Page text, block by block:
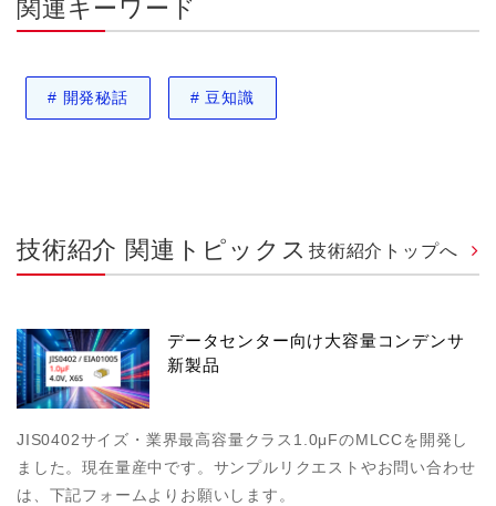
関連キーワード
# 開発秘話 # 豆知識
技術紹介 関連トピックス 技術紹介トップへ
データセンター向け大容量コンデンサ
新製品
JIS0402サイズ・業界最高容量クラス1.0μFのMLCCを開発し
ました。現在量産中です。サンプルリクエストやお問い合わせ
は、下記フォームよりお願いします。